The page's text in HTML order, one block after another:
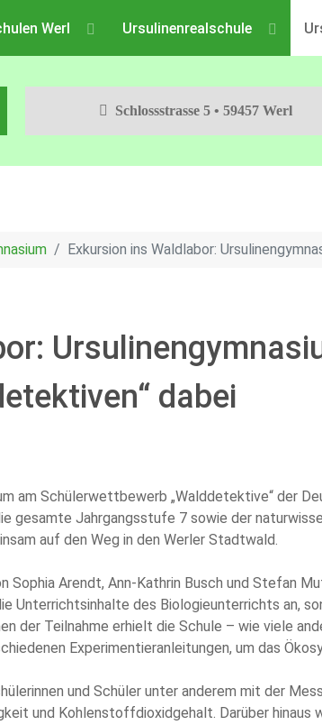
Werl Ursulinenrealschule
Schlossstrasse 5 • 59457 Werl
Exkursion ins Waldlabor:
dabei
am Schülerwettbewerb „Walddetektive“ der
gesamte Jahrgangsstufe 7 sowie der
auf den Weg in den Werler Stadtwald.
Sophia Arendt, Ann-Kathrin Busch und Stefan
Unterrichtsinhalte des Biologieunterrichts an,
der Teilnahme erhielt die Schule – wie viele
Experimentieranleitungen, um das
und Schüler unter anderem mit der
und Kohlenstoffdioxidgehalt. Darüber hinaus